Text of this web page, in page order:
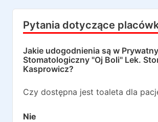
Pytania dotyczące
Jakie udogodnienia są w
Stomatologiczny "Oj Boli" Lek.
Kasprowicz?
Czy dostępna jest toaleta dla
Nie